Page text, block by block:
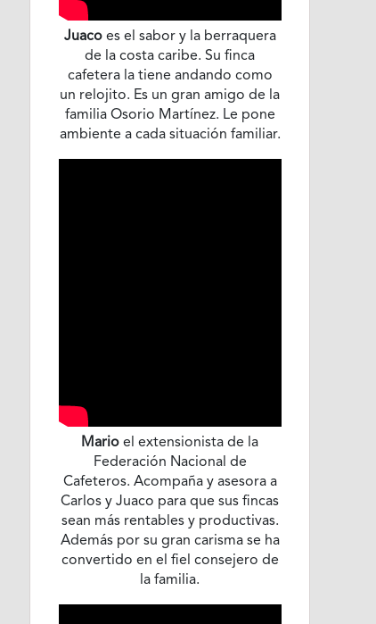
Juacoes el sabor y la berraquera
de la costa caribe. Su finca
cafetera la tiene andando como
un relojito. Es un gran amigo de la
familia Osorio Martínez. Le pone
ambiente a cada situación familiar.
Mario el extensionista de la
Federación Nacional de
Cafeteros. Acompaña y asesora a
Carlos y Juaco para que sus fincas
sean más rentables y productivas.
Además por su gran carisma se ha
convertido en el fiel consejero de
la familia.